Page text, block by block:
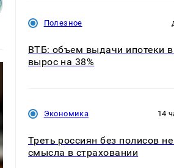
Полезное
ВТБ: объем выдачи ипотеки в
вырос на 38%
Экономика 14
Треть россиян без полисов
смысла в страховании